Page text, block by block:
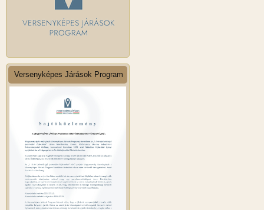
Versenyképes Járások Program